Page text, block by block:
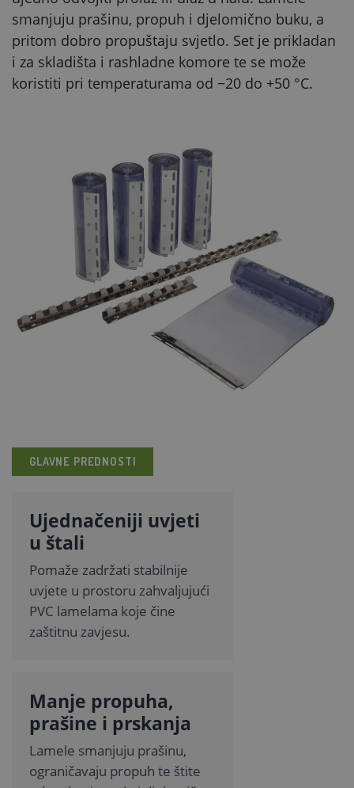
smanjuju prašinu, propuh i djelomično buku, a
pritom dobro propuštaju svjetlo. Set je prikladan
i za skladišta i rashladne komore te se može
koristiti pri temperaturama od −20 do +50 °C.
GLAVNE PREDNOSTI
Ujednačeniji uvjeti
u štali
Pomaže zadržati stabilnije
uvjete u prostoru zahvaljujući
PVC lamelama koje čine
zaštitnu zavjesu.
Manje propuha,
prašine i prskanja
Lamele smanjuju prašinu,
ograničavaju propuh te štite